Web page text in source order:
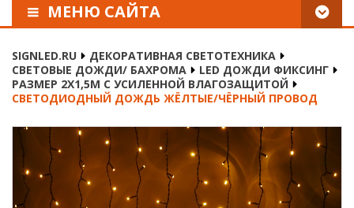
МЕНЮ САЙТА
ОПЛАТА И ДОСТАВКА
SIGNLED.RU
ДЕКОРАТИВНАЯ СВЕТОТЕХНИКА
СВЕТОВЫЕ ДОЖДИ/ БАХРОМА
LED ДОЖДИ ФИКСИНГ
РАЗМЕР 2Х1,5М С УСИЛЕННОЙ ВЛАГОЗАЩИТОЙ
СВЕТОДИОДНЫЙ ДОЖДЬ ЖЁЛТЫЕ/ЧЁРНЫЙ ПРОВОД